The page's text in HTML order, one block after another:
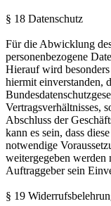
§ 18 Datenschutz
Für die Abwicklung
personenbezogene
Hierauf wird
hiermit einverstanden,
Vertragsverhältnisses,
Abschluss der
kann es sein, dass
notwendige
weitergegeben werden
Auftraggeber sein
§ 19